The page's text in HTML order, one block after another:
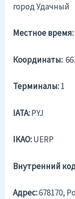
город Удачный
Местное время:
Координаты:
Терминалы:1
IATA:PYJ
IKAO:UERP
Внутренний
Адрес:678170,